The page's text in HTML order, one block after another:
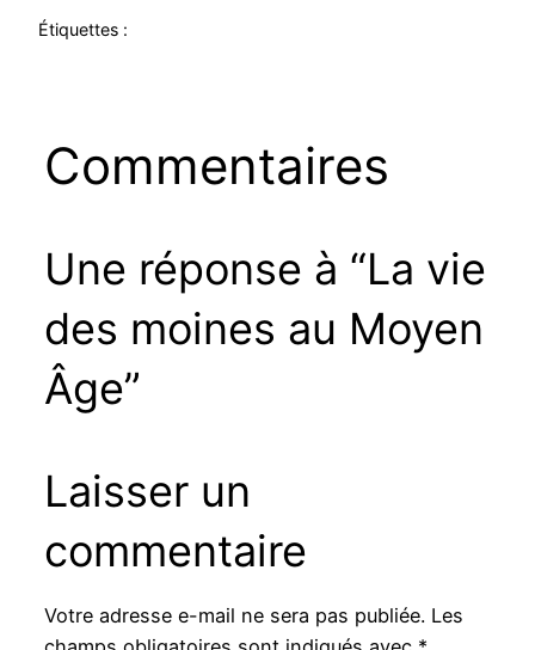
Étiquettes :
Commentaires
Une réponse à “La vie
des moines au Moyen
Âge”
Laisser un
commentaire
Votre adresse e-mail ne sera pas publiée. Les